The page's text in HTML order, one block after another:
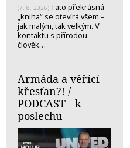
(7. 8. 2026) Tato překrásná
„kniha“ se otevírá všem –
jak malým, tak velkým. V
kontaktu s přírodou
člověk…
Armáda a věřící
křesťan?! /
PODCAST - k
poslechu